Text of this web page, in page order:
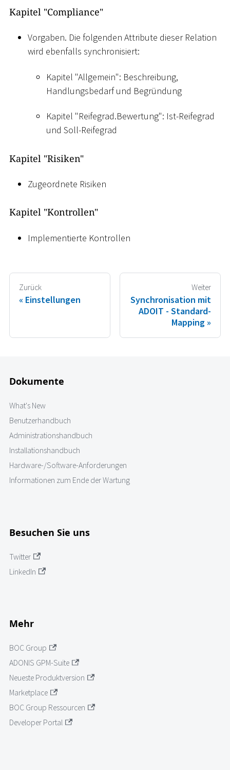
Kapitel "Compliance"
Vorgaben. Die folgenden Attribute dieser Relation
wird ebenfalls synchronisiert:
Kapitel "Allgemein": Beschreibung,
Handlungsbedarf und Begründung
Kapitel "Reifegrad.Bewertung": Ist-Reifegrad
und Soll-Reifegrad
Kapitel "Risiken"
Zugeordnete Risiken
Kapitel "Kontrollen"
Implementierte Kontrollen
Zurück
Einstellungen
Weiter
Synchronisation mit
ADOIT - Standard-
Mapping
Dokumente
What's New
Benutzerhandbuch
Administrationshandbuch
Installationshandbuch
Hardware-/Software-Anforderungen
Informationen zum Ende der Wartung
Besuchen Sie uns
Twitter
LinkedIn
Mehr
BOC Group
ADONIS GPM-Suite
Neueste Produktversion
Marketplace
BOC Group Ressourcen
Developer Portal